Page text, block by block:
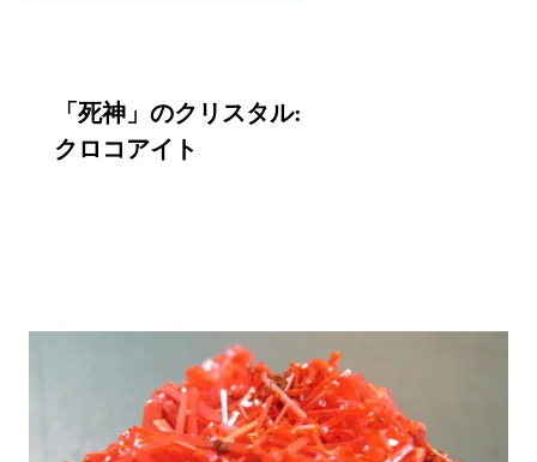
「 死神」のクリスタル:
クロコアイト